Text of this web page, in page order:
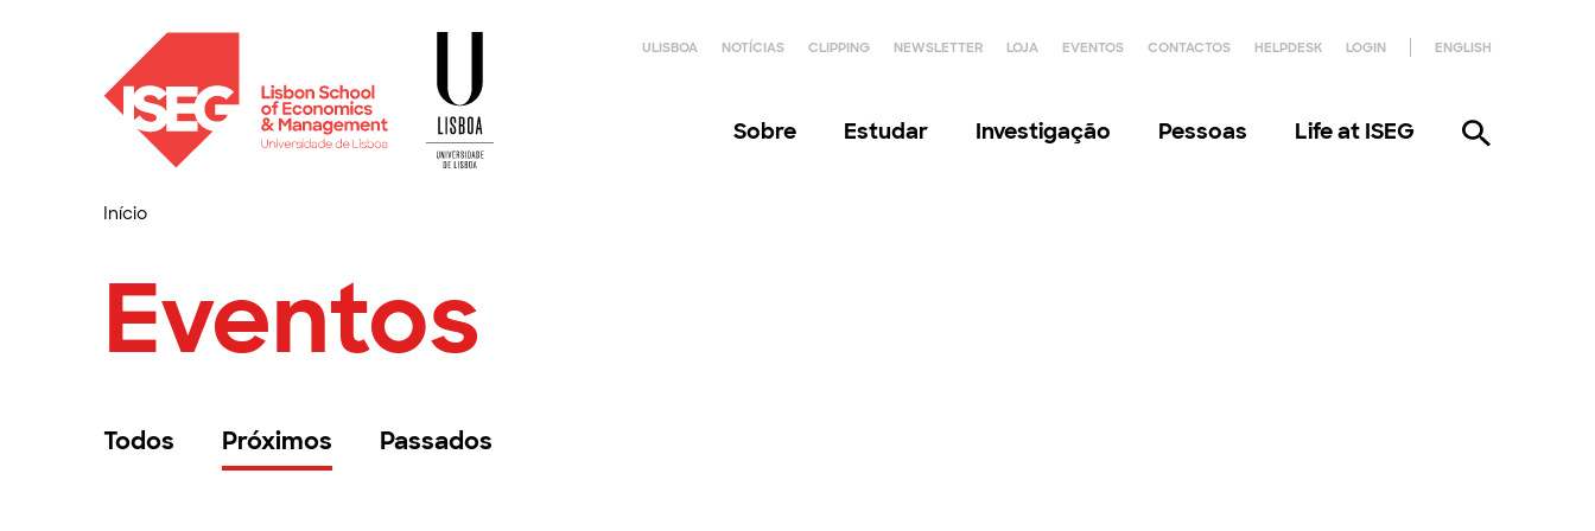
ULISBOA NOTÍCIAS CLIPPING NEWSLETTER LOJA EVENTOS CONTACTOS HELPDESK LOGIN ENGLISH
Sobre Estudar Investigação Pessoas Life at ISEG
Início
Eventos
Todos Próximos Passados